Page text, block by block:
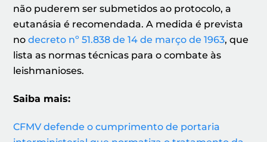
não puderem ser submetidos ao protocolo, a
eutanásia é recomendada. A medida é prevista
nodecreto nº 51.838 de 14 de março de 1963, que
lista as normas técnicas para o combate às
leishmanioses.
Saiba mais:
CFMV defende o cumprimento de portaria